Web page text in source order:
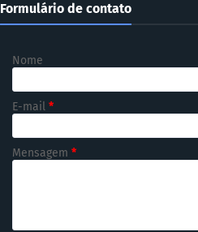
Formulário de contato
Nome
E-mail *
Mensagem *